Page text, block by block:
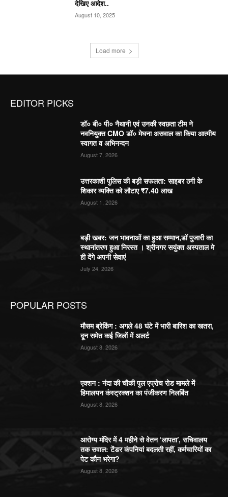
देखिए आदेश..
August 10, 2025
Load more
EDITOR PICKS
डॉ० बी० पी० नैथानी एवं उनकी स्वछता टीम ने
नवनियुक्त CMO डॉ० मेघना असवाल का किया आत्मीय
स्वागत व अभिनन्दन
August 7, 2026
उत्तरकाशी पुलिस की बड़ी सफलता: साइबर ठगी के
शिकार व्यक्ति को लौटाए ₹7.40 लाख
August 1, 2026
बड़ी खबर: जन भावनाओं का हुआ सम्मान,डॉ पुजारी का
स्थानांतरण हुआ निरस्त । श्रीनगर सयुंक्त अस्पताल मे
ही देंगे अपनी सेवाएं
July 24, 2026
POPULAR POSTS
मौसम ब्रेकिंग : अगले 48 घंटे में भारी बारिश का खतरा,
दून समेत कई जिलों में अलर्ट
August 8, 2026
एक्शन : नंदा की चौकी पुल एप्रोच रोड मामले में
हिमालयन कंस्ट्रक्शन का पंजीकरण निलबिंत
August 8, 2026
आरोग्य मंदिर में 4 महीने से वेतन ‘लापता’, सचिवालय
तक सवाल: टेंडर कंपनियां बदलती रहीं, कर्मचारियों का
पेट कौन भरेगा?
August 8, 2026